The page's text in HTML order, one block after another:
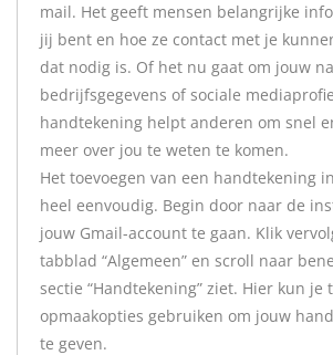
mail. Het geeft mensen belangrijke
jij bent en hoe ze contact met je
dat nodig is. Of het nu gaat om jouw
bedrijfsgegevens of sociale
handtekening helpt anderen om snel
meer over jou te weten te komen.
Het toevoegen van een handtekening
heel eenvoudig. Begin door naar de
jouw Gmail-account te gaan. Klik
tabblad “Algemeen” en scroll naar
sectie “Handtekening” ziet. Hier kun je
opmaakopties gebruiken om jouw
te geven.